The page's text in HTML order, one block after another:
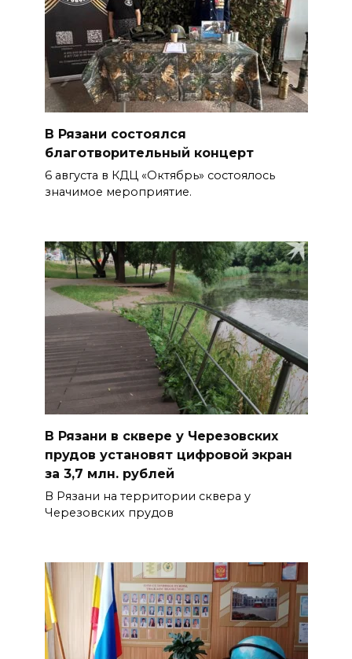
В Рязани состоялся
благотворительный концерт
6 августа в КДЦ «Октябрь» состоялось
значимое мероприятие.
В Рязани в сквере у Черезовских
прудов установят цифровой экран
за 3,7 млн. рублей
В Рязани на территории сквера у
Черезовских прудов